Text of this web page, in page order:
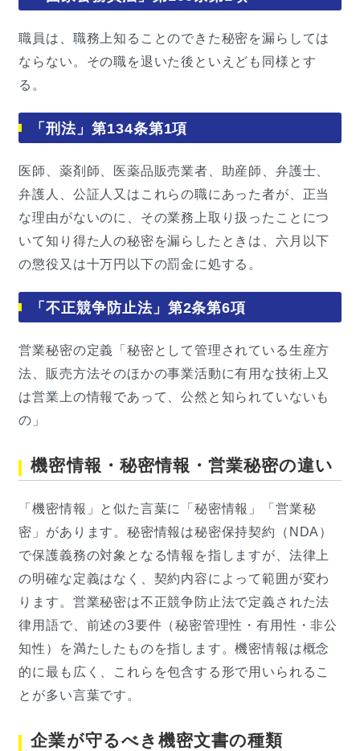
職員は、職務上知ることのできた秘密を漏らしては
ならない。その職を退いた後といえども同様とす
る。
「刑法」第134条第1項
医師、薬剤師、医薬品販売業者、助産師、弁護士、
弁護人、公証人又はこれらの職にあった者が、正当
な理由がないのに、その業務上取り扱ったことにつ
いて知り得た人の秘密を漏らしたときは、六月以下
の懲役又は十万円以下の罰金に処する。
「不正競争防止法」第2条第6項
営業秘密の定義「秘密として管理されている生産方
法、販売方法そのほかの事業活動に有用な技術上又
は営業上の情報であって、公然と知られていないも
の」
機密情報・秘密情報・営業秘密の違い
「機密情報」と似た言葉に「秘密情報」「営業秘
密」があります。秘密情報は秘密保持契約（NDA）
で保護義務の対象となる情報を指しますが、法律上
の明確な定義はなく、契約内容によって範囲が変わ
ります。営業秘密は不正競争防止法で定義された法
律用語で、前述の3要件（秘密管理性・有用性・非公
知性）を満たしたものを指します。機密情報は概念
的に最も広く、これらを包含する形で用いられるこ
とが多い言葉です。
企業が守るべき機密文書の種類